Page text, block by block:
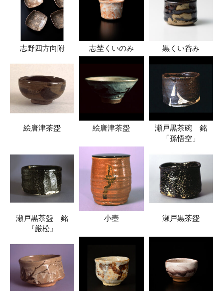
志野四方向附 志埜くいのみ 黒くい呑み
絵唐津茶盌 絵唐津茶盌
瀬戸黒茶碗 銘
「孫悟空」
瀬戸黒茶盌 銘
『厳松』
小壺 瀬戸黒茶盌